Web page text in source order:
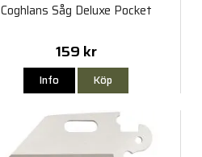
Coghlans Såg Deluxe Pocket
159 kr
Info Köp